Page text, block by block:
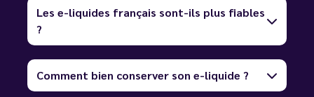
Les e-liquides français sont-ils plus fiables
?
Comment bien conserver son e-liquide ?